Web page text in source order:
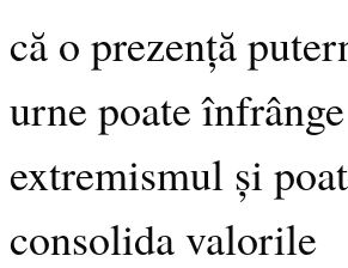
că o prezență
urne poate înfrânge
extremismul și
consolida valorile